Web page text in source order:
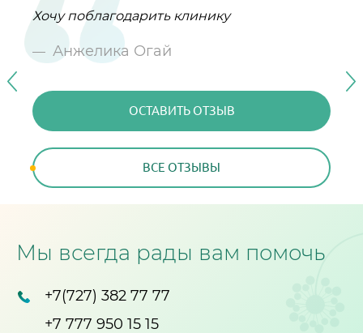
Хочу поблагодарить клинику
Анжелика Огай
ОСТАВИТЬ ОТЗЫВ
ВСЕ ОТЗЫВЫ
Замечательная клиника, попадаешь в
другой мир, доброжелательности и
отзывчивости!
Галина и Сергей
ОСТАВИТЬ ОТЗЫВ
От всего сердца поздравляю клинику ,,
Персона,, с Юбилеем!
ОСТАВИТЬ ОТЗЫВ
ВСЕ ОТЗЫВЫ
Мы всегда рады вам помочь
+7(727) 382 77 77
+7 777 950 15 15